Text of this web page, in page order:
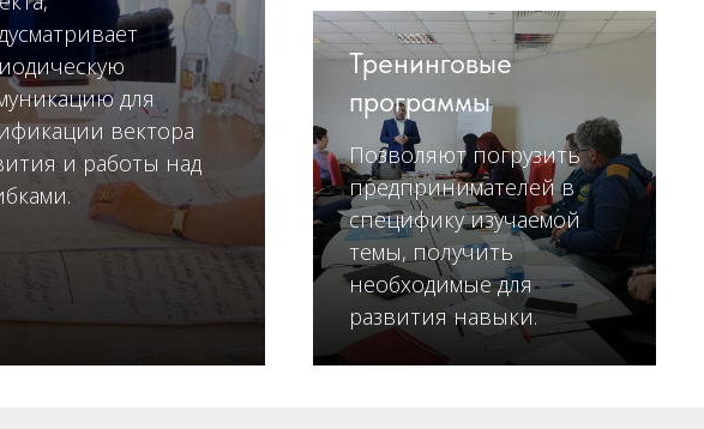
для
вектора
и работы над
Тренинговые
программы
Позволяют погрузить
предпринимателей в
специфику изучаемой
темы, получить
необходимые для
развития навыки.